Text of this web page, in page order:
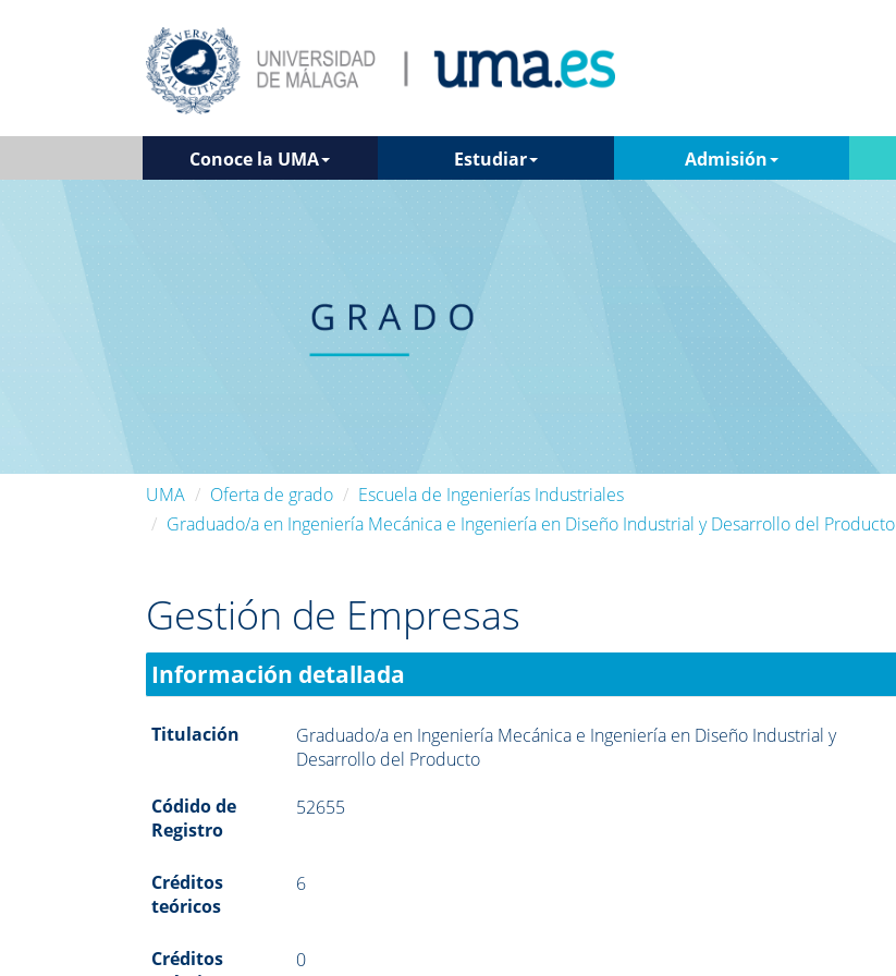
Conoce la UMA Estudiar Admisión
UMA Oferta de grado
Escuela de Ingenierías Industriales
Graduado/a en Ingeniería Mecánica e Ingeniería en Diseño Industrial y Desarrollo del Producto
Gestión de Empresas
Información detallada
Titulación
Graduado/a en Ingeniería Mecánica e Ingeniería en Diseño Industrial y
Desarrollo del Producto
Códido de
Registro
52655
Créditos
teóricos
6
Créditos
0